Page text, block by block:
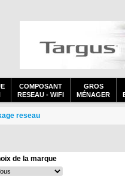
COMPOSANT
RESEAU - WIFI
GROS
MÉNAGER
reseau
de la marque